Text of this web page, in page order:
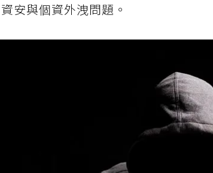
安與個資外洩問題。